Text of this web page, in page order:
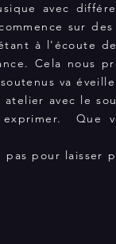
avec
sur
à l'écoute
Cela nous
va
avec le
Que
pour laisser